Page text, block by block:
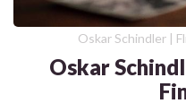
Oskar Schindler |
Oskar